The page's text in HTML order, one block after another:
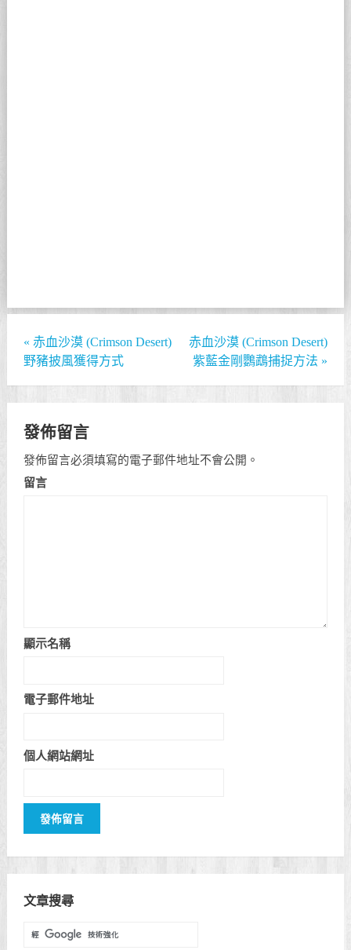
« 赤血沙漠 (Crimson Desert)
野豬披風獲得方式
赤血沙漠 (Crimson Desert)
紫藍金剛鸚鵡捕捉方法 »
發佈留言
發佈留言必須填寫的電子郵件地址不會公開。
留言
顯示名稱
電子郵件地址
個人網站網址
文章搜尋